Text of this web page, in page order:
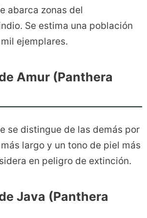
abarca zonas del
Se estima una población
ejemplares.
Amur (Panthera
se distingue de las demás por
largo y un tono de piel más
en peligro de extinción.
Java (Panthera